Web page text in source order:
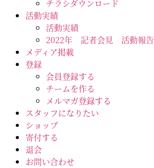
チラシダウンロード
活動実績
活動実績
2022年 記者会見 活動報告
メディア掲載
登録
会員登録する
チームを作る
メルマガ登録する
スタッフになりたい
ショップ
寄付する
退会
お問い合わせ